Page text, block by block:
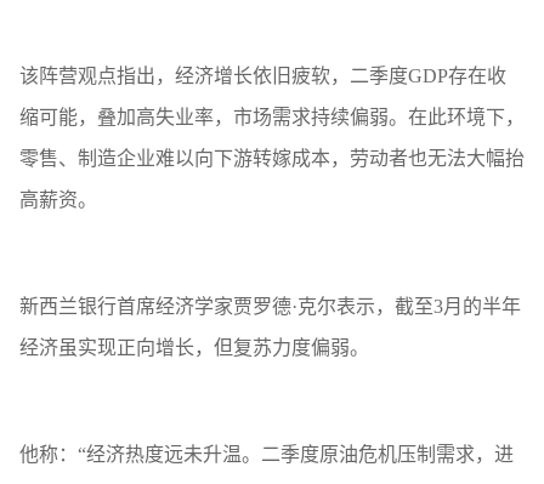
该阵营观点指出，经济增长依旧疲软，二季度GDP存在收
缩可能，叠加高失业率，市场需求持续偏弱。在此环境下，
零售、制造企业难以向下游转嫁成本，劳动者也无法大幅抬
高薪资。
新西兰银行首席经济学家贾罗德·克尔表示，截至3月的半年
经济虽实现正向增长，但复苏力度偏弱。
他称：“经济热度远未升温。二季度原油危机压制需求，进